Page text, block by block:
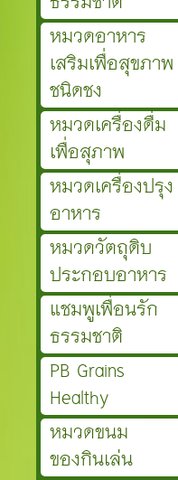
หมวดอาหาร
เสริมเพื่อสุขภาพ
ชนิดชง
หมวดเครื่องดื่ม
เพื่อสุภาพ
หมวดเครื่องปรุง
อาหาร
หมวดวัตถุดิบ
ประกอบอาหาร
แชมพูเพื่อนรัก
ธรรมชาติ
PB Grains
Healthy
หมวดขนม
ของกินเล่น